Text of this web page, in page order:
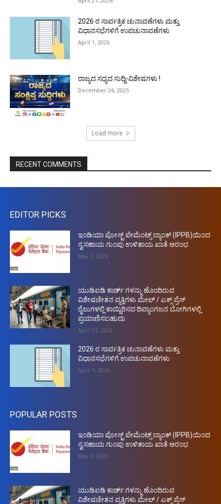
2026 ರ ಸಾರ್ವತ್ರಿಕ ಚುನಾವಣೆಗಳು ಮತ್ತು
ವಿಧಾನಸಭೆಗಳಿಗೆ ಉಪಚುನಾವಣೆಗಳು
April 1, 2026
ರಾಜ್ಯದ ಸಧ್ಯದ ಸುದ್ದಿ-ವಿಶೇಷಗಳು !
December 24, 2025
Load more
RECENT COMMENTS
EDITOR PICKS
ಇಂಡಿಯಾ ಪೋಸ್ಟ್ ಪೇಮೆಂಟ್ಸ್ ಬ್ಯಾಂಕ್ (IPPB)ಯಿಂದ
ಸ್ವಸಹಾಯ ಗುಂಪು ಉಳಿತಾಯ ಖಾತೆ ಆರಂಭ
May 2, 2026
ಯುಡಿಐಡಿ ಕಾರ್ಡ್ ಗಳನ್ನು ಹೊಂದಿರುವ
ವಿಶೇಷಚೇತನ ವ್ಯಕ್ತಿಗಳು ಮೇಲ್ / ಎಕ್ಸ್ ಪ್ರೆಸ್
ರೈಲುಗಳಲ್ಲಿ ಕಾಯ್ದಿರಿಸದ ದಿವ್ಯಾಂಗಜನ ಬೋಗಿಗಳಲ್ಲಿ
ಪ್ರಯಾಣಿಸಬಹುದು
April 21, 2026
2026 ರ ಸಾರ್ವತ್ರಿಕ ಚುನಾವಣೆಗಳು ಮತ್ತು
ವಿಧಾನಸಭೆಗಳಿಗೆ ಉಪಚುನಾವಣೆಗಳು
April 1, 2026
POPULAR POSTS
ಇಂಡಿಯಾ ಪೋಸ್ಟ್ ಪೇಮೆಂಟ್ಸ್ ಬ್ಯಾಂಕ್ (IPPB)ಯಿಂದ
ಸ್ವಸಹಾಯ ಗುಂಪು ಉಳಿತಾಯ ಖಾತೆ ಆರಂಭ
May 2, 2026
ಯುಡಿಐಡಿ ಕಾರ್ಡ್ ಗಳನ್ನು ಹೊಂದಿರುವ
ವಿಶೇಷಚೇತನ ವ್ಯಕ್ತಿಗಳು ಮೇಲ್ / ಎಕ್ಸ್ ಪ್ರೆಸ್